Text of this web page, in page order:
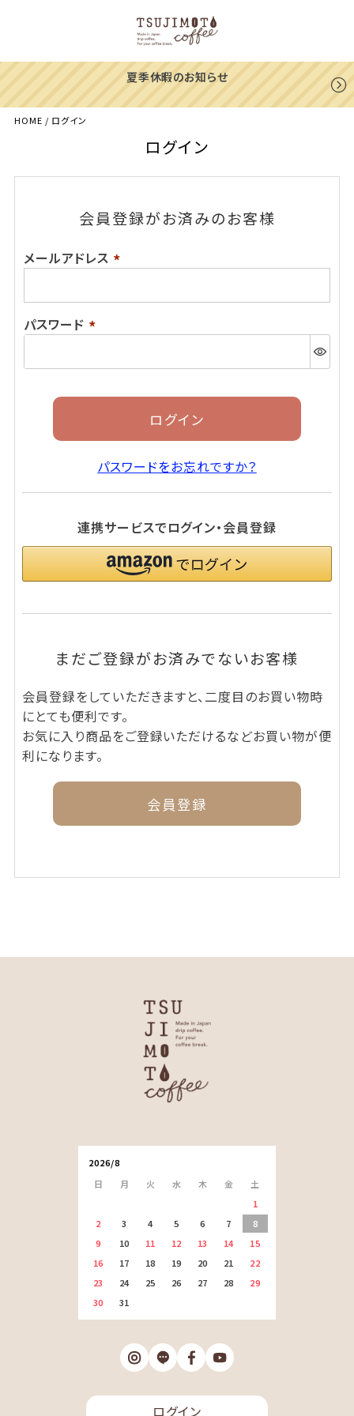
夏季休暇のお知らせ
HOME ログイン
ログイン
会員登録がお済みのお客様
メールアドレス
須)
パスワード
須)
ログイン
パスワードをお忘れですか？
連携サービスでログイン・会員登録
まだご登録がお済みでないお客様
会員登録をしていただきますと、二度目のお買い物時
にとても便利です。
お気に入り商品をご登録いただけるなどお買い物が便
利になります。
会員登録
2026/8
日
月 火 水 木 金
土
1
2
3 4 5 6 7
8
9
10 11 12 13 14
15
16
17 18 19 20 21
22
23
24 25 26 27 28
29
30
31
ログイン